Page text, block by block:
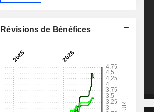
Révisions de Bénéfices